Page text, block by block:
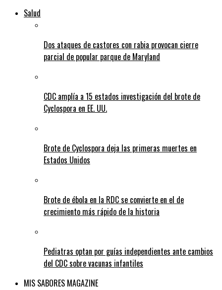
Salud
Dos ataques de castores con rabia provocan cierre
parcial de popular parque de Maryland
CDC amplía a 15 estados investigación del brote de
Cyclospora en EE. UU.
Brote de Cyclospora deja las primeras muertes en
Estados Unidos
Brote de ébola en la RDC se convierte en el de
crecimiento más rápido de la historia
Pediatras optan por guías independientes ante cambios
del CDC sobre vacunas infantiles
MIS SABORES MAGAZINE